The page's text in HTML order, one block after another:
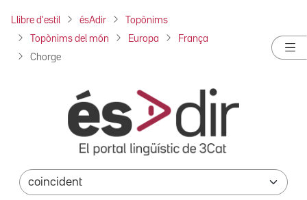
Llibre d'estil ésAdir Topònims
Topònims del món Europa França
Chorge